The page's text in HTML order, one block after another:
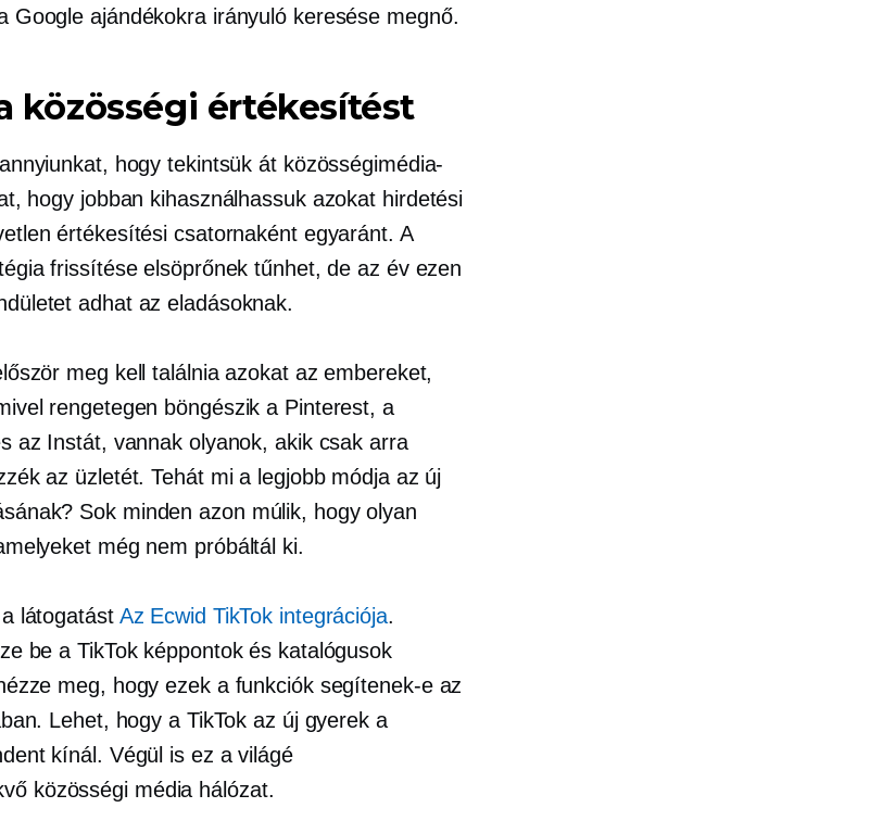
Google ajándékokra irányuló keresése megnő.
közösségi értékesítést
hogy tekintsük át közösségimédia-
hogy jobban kihasználhassuk azokat hirdetési
értékesítési csatornaként egyaránt. A
frissítése elsöprőnek tűnhet, de az év ezen
adhat az eladásoknak.
meg kell találnia azokat az embereket,
rengetegen böngészik a Pinterest, a
az Instát, vannak olyanok, akik csak arra
az üzletét. Tehát mi a legjobb módja az új
Sok minden azon múlik, hogy olyan
még nem próbáltál ki.
látogatást Az Ecwid TikTok integrációja.
be a TikTok képpontok és katalógusok
meg, hogy ezek a funkciók segítenek-e az
Lehet, hogy a TikTok az új gyerek a
kínál. Végül is ez a világé
közösségi média hálózat.